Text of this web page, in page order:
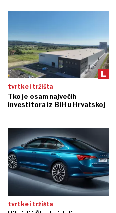
tvrtke i tržišta
Tko je osam najvećih
investitora iz BiH u Hrvatskoj
tvrtke i tržišta